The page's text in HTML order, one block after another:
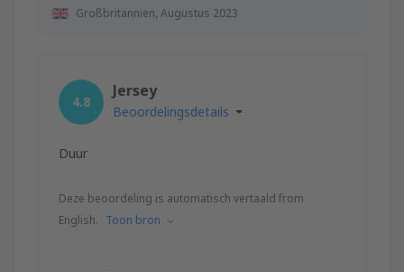
Großbritannien, Augustus 2023
4.8
Jersey
Beoordelingsdetails
Duur
Deze beoordeling is automatisch vertaald from
English. Toon bron